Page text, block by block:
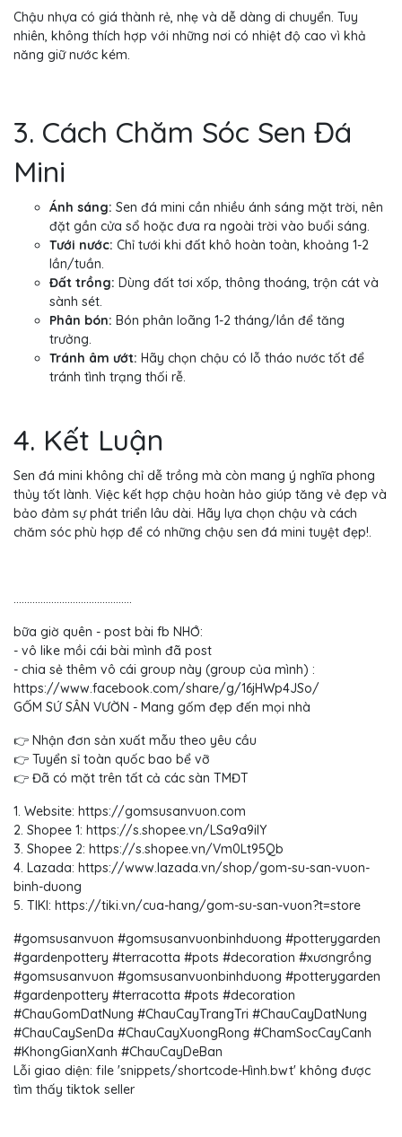
Chậu nhựa có giá thành rẻ, nhẹ và dễ dàng di chuyển. Tuy
nhiên, không thích hợp với những nơi có nhiệt độ cao vì khả
năng giữ nước kém.
3. Cách Chăm Sóc Sen Đá
Mini
Ánh sáng: Sen đá mini cần nhiều ánh sáng mặt trời, nên
đặt gần cửa sổ hoặc đưa ra ngoài trời vào buổi sáng.
Tưới nước: Chỉ tưới khi đất khô hoàn toàn, khoảng 1-2
lần/tuần.
Đất trồng: Dùng đất tơi xốp, thông thoáng, trộn cát và
sành sét.
Phân bón: Bón phân loãng 1-2 tháng/lần để tăng
trưởng.
Tránh âm ướt: Hãy chọn chậu có lỗ tháo nước tốt để
tránh tình trạng thối rễ.
4. Kết Luận
Sen đá mini không chỉ dễ trồng mà còn mang ý nghĩa phong
thủy tốt lành. Việc kết hợp chậu hoàn hảo giúp tăng vẻ đẹp và
bảo đảm sự phát triển lâu dài. Hãy lựa chọn chậu và cách
chăm sóc phù hợp để có những chậu sen đá mini tuyệt đẹp!.
............................................
bữa giờ quên - post bài fb NHỚ:
- vô like mồi cái bài mình đã post
- chia sẻ thêm vô cái group này (group của mình) :
https://www.facebook.com/share/g/16jHWp4JSo/
GỐM SỨ SÂN VƯỜN - Mang gốm đẹp đến mọi nhà
👉 Nhận đơn sản xuất mẫu theo yêu cầu
👉 Tuyển sỉ toàn quốc bao bể vỡ
👉 Đã có mặt trên tất cả các sàn TMĐT
1. Website: https://gomsusanvuon.com
2. Shopee 1: https://s.shopee.vn/LSa9a9ilY
3. Shopee 2: https://s.shopee.vn/Vm0Lt95Qb
4. Lazada: https://www.lazada.vn/shop/gom-su-san-vuon-
binh-duong
5. TIKI: https://tiki.vn/cua-hang/gom-su-san-vuon?t=store
#gomsusanvuon #gomsusanvuonbinhduong #potterygarden
#gardenpottery #terracotta #pots #decoration #xươngrồng
#gomsusanvuon #gomsusanvuonbinhduong #potterygarden
#gardenpottery #terracotta #pots #decoration
#ChauGomDatNung #ChauCayTrangTri #ChauCayDatNung
#ChauCaySenDa #ChauCayXuongRong #ChamSocCayCanh
#KhongGianXanh #ChauCayDeBan​
Lỗi giao diện: file 'snippets/shortcode-Hình.bwt' không được
tìm thấy tiktok seller